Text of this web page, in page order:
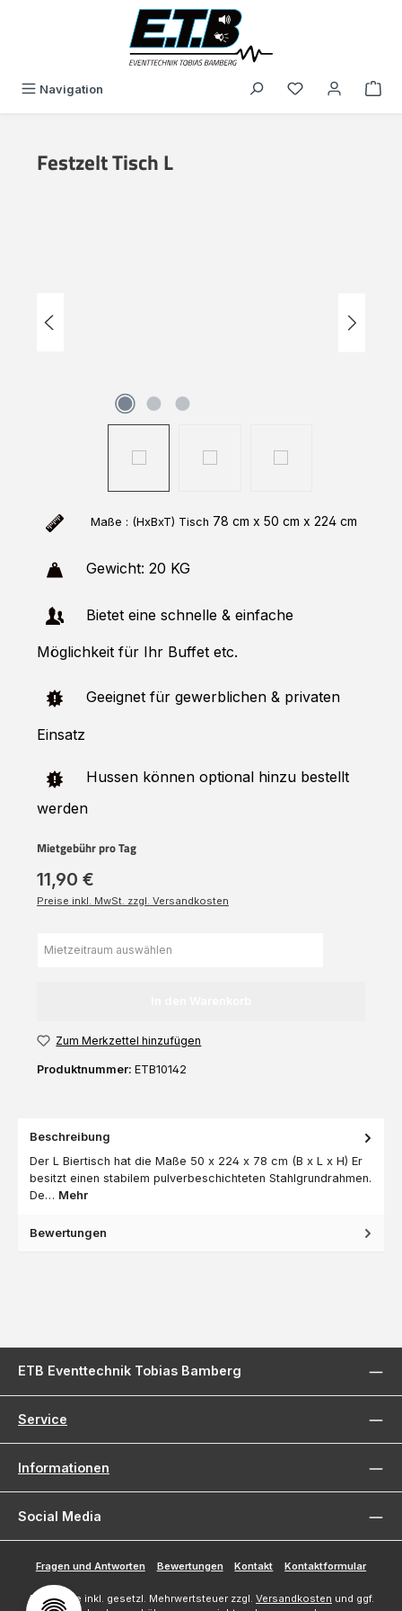
Navigation Du hast 0
Festzelt Tisch L
Maße : (HxBxT) Tisch 78 cm x 50 cm x 224 cm
Gewicht: 20 KG
Bietet eine schnelle & einfache
Möglichkeit für Ihr Buffet etc.
Geeignet für gewerblichen & privaten
Einsatz
Hussen können optional hinzu bestellt
werden
Mietgebühr pro Tag
11,90 €
Preise inkl. MwSt. zzgl. Versandkosten
Zum Merkzettel hinzufügen
Produktnummer: ETB10142
Beschreibung
Der L Biertisch hat die Maße 50 x 224 x 78 cm (B x L x H) Er
besitzt einen stabilem pulverbeschichteten Stahlgrundrahmen.
De… Mehr
Bewertungen
ETB Eventtechnik Tobias Bamberg
Service
Informationen
Social Media
Fragen und Antworten Bewertungen Kontakt Kontaktformular
Alle Preise inkl. gesetzl. Mehrwertsteuer zzgl. Versandkosten und ggf.